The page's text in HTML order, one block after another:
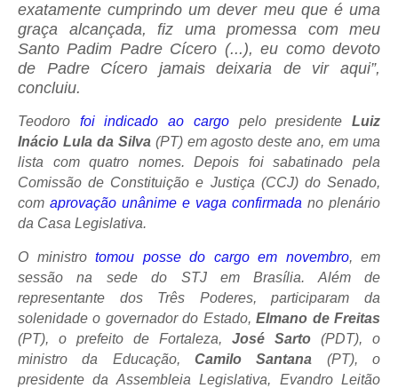
exatamente cumprindo um dever meu que é uma
graça alcançada, fiz uma promessa com meu
Santo Padim Padre Cícero (...), eu como devoto
de Padre Cícero jamais deixaria de vir aqui”,
concluiu.
Teodoro foi indicado ao cargopelo presidente Luiz
Inácio Lula da Silva(PT) em agosto deste ano, em uma
lista com quatro nomes. Depois foi sabatinado pela
Comissão de Constituição e Justiça (CCJ) do Senado,
com aprovação unânime e vaga confirmada no plenário
da Casa Legislativa.
O ministro tomou posse do cargo em novembro, em
sessão na sede do STJ em Brasília. Além de
representante dos Três Poderes, participaram da
solenidade o governador do Estado,Elmano de Freitas
(PT), o prefeito de Fortaleza, José Sarto (PDT), o
ministro da Educação, Camilo Santana (PT), o
presidente da Assembleia Legislativa, Evandro Leitão